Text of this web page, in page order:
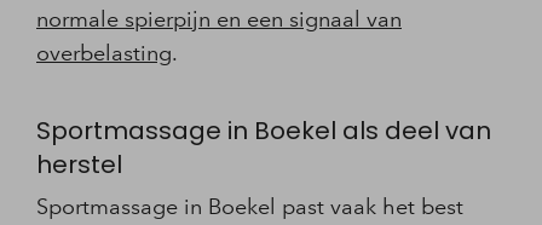
normale spierpijn en een signaal van
overbelasting.
Sportmassage in Boekel als deel van
herstel
Sportmassage in Boekel past vaak het best